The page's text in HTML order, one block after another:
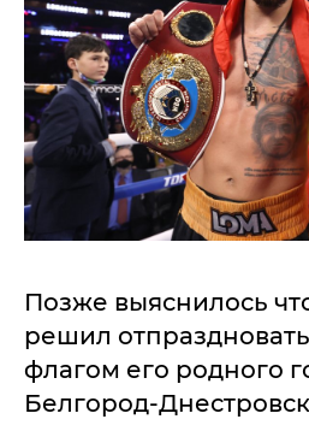
Позже выяснилось
решил
флагом его родного
Белгород-